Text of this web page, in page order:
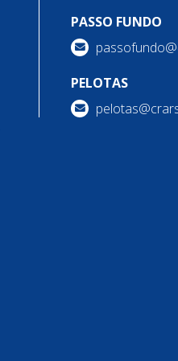
PASSO FUNDO
PELOTAS